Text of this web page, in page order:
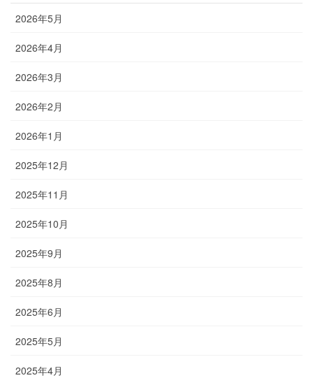
2026年5月
2026年4月
2026年3月
2026年2月
2026年1月
2025年12月
2025年11月
2025年10月
2025年9月
2025年8月
2025年6月
2025年5月
2025年4月